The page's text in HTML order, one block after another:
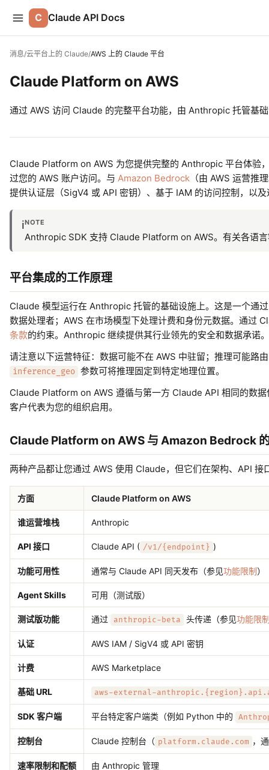
C Claude API Docs
消息/云平台上的 Claude/AWS 上的 Claude 平台
Claude Platform on AWS
通过 AWS 访问 Claude 的完整平台功能，由 Anthropic 托管基
Claude Platform on AWS 为您提供完整的 Anthropic 平台体验
过您的 AWS 账户访问。与 Amazon Bedrock （由 AWS 运营
提供认证层（SigV4 或 API 密钥）、基于 IAM 的访问控制，以
ℹ️NOTE
Anthropic SDK 支持 Claude Platform on AWS。有关各语
平台集成的工作原理
Claude 模型运行在 Anthropic 托管的基础设施上。这是一个通
数据处理者；AWS 在市场模型下处理计费和身份元数据。通
条款的约束。Anthropic 继续提供其行业领先的安全和数据承诺。
请注意以下运营特征：数据可能不在 AWS 中驻留；推理可能
inference_geo 参数可将推理固定到特定地理位置。
Claude Platform on AWS 遵循与第一方 Claude API 相同的数
客户代表为您的组织启用。
Claude Platform on AWS 与 Amazon Bedrock
两种产品都让您通过 AWS 使用 Claude，但它们在架构、API 接
方面 Claude Platform on AWS
谁运营堆栈 Anthropic
API 接口 Claude API ( /v1/{endpoint} )
功能可用性 通常与 Claude API 同天发布（参见功能限制）
Agent Skills 可用（测试版）
测试版功能 通过 anthropic-beta 头传递（参见功能限
认证 AWS IAM / SigV4 或 API 密钥
计费 AWS Marketplace
基础 URL aws-external-
SDK 客户端 平台特定客户端类（例如 Python 中的
控制台 Claude 控制台（ platform.claude.com ，
速率限制和配额 由 Anthropic 管理